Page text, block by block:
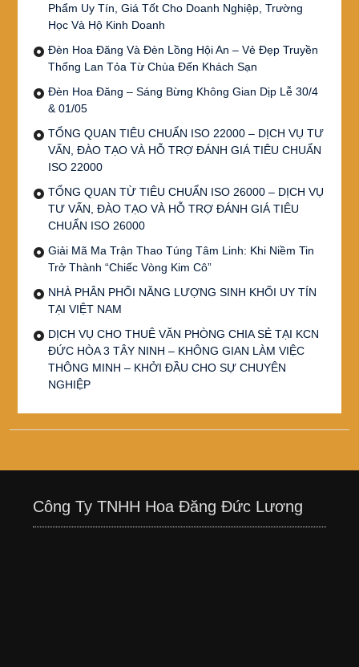
Phẩm Uy Tín, Giá Tốt Cho Doanh Nghiệp, Trường
Học Và Hộ Kinh Doanh
Đèn Hoa Đăng Và Đèn Lồng Hội An – Vẻ Đẹp Truyền
Thống Lan Tỏa Từ Chùa Đến Khách Sạn
Đèn Hoa Đăng – Sáng Bừng Không Gian Dịp Lễ 30/4
& 01/05
TỔNG QUAN TIÊU CHUẨN ISO 22000 – DỊCH VỤ TƯ
VẤN, ĐÀO TẠO VÀ HỖ TRỢ ĐÁNH GIÁ TIÊU CHUẨN
ISO 22000
TỔNG QUAN TỪ TIÊU CHUẨN ISO 26000 – DỊCH VỤ
TƯ VẤN, ĐÀO TẠO VÀ HỖ TRỢ ĐÁNH GIÁ TIÊU
CHUẨN ISO 26000
Giải Mã Ma Trận Thao Túng Tâm Linh: Khi Niềm Tin
Trở Thành “Chiếc Vòng Kim Cô”
NHÀ PHÂN PHỐI NĂNG LƯỢNG SINH KHỐI UY TÍN
TẠI VIỆT NAM
DỊCH VỤ CHO THUÊ VĂN PHÒNG CHIA SẺ TẠI KCN
ĐỨC HÒA 3 TÂY NINH – KHÔNG GIAN LÀM VIỆC
THÔNG MINH – KHỞI ĐẦU CHO SỰ CHUYÊN
NGHIỆP
Công Ty TNHH Hoa Đăng Đức Lương